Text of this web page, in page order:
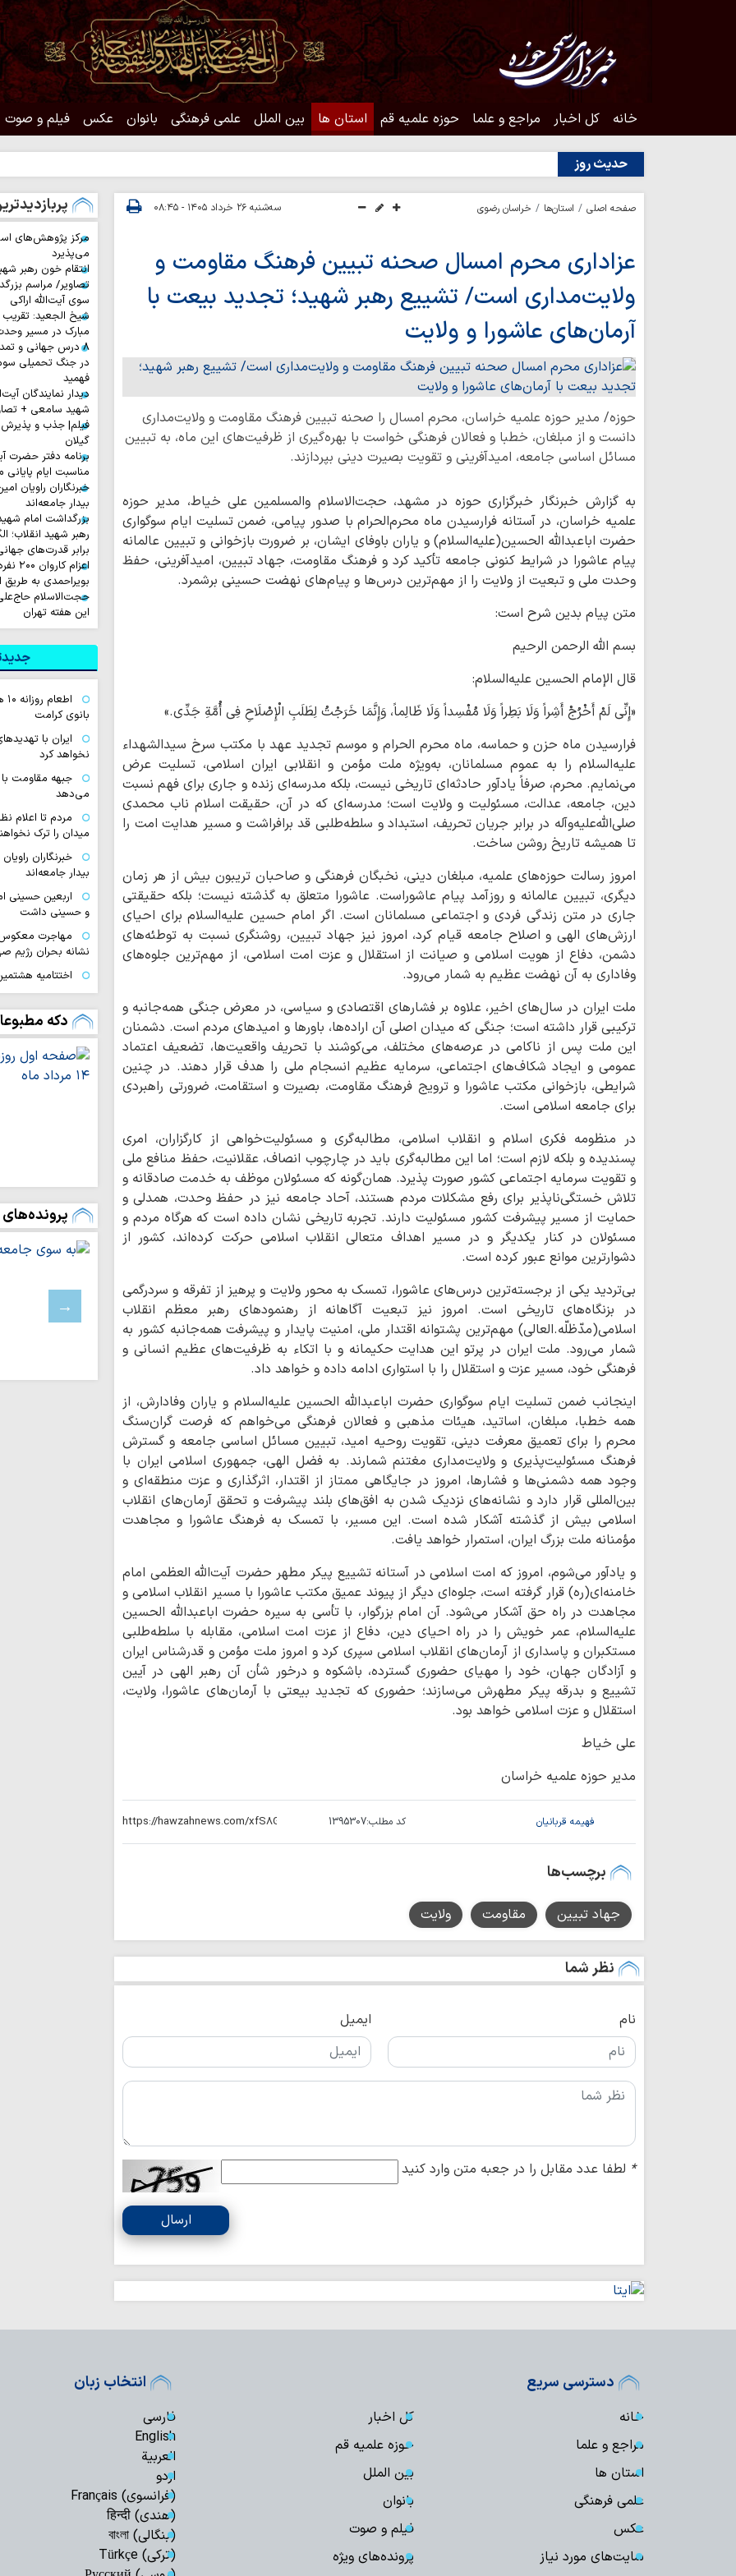
خانه کل اخبار مراجع و علما حوزه علمیه قم استان ها بین الملل علمی فرهنگی بانوان عکس فیلم و صوت
حدیث روز
صفحه اصلی استان‌ها خراسان رضوی سه‌شنبه ۲۶ خرداد ۱۴۰۵ - ۰۸:۴۵
عزاداری محرم امسال صحنه تبیین فرهنگ مقاومت و
ولایت‌مداری است/ تشییع رهبر شهید؛ تجدید بیعت با
آرمان‌های عاشورا و ولایت
حوزه/ مدیر حوزه علمیه خراسان، محرم امسال را صحنه تبیین فرهنگ مقاومت و ولایت‌مداری
دانست و از مبلغان، خطبا و فعالان فرهنگی خواست با بهره‌گیری از ظرفیت‌های این ماه، به تبیین
مسائل اساسی جامعه، امیدآفرینی و تقویت بصیرت دینی بپردازند.
به گزارش خبرنگار خبرگزاری حوزه در مشهد، حجت‌الاسلام والمسلمین علی خیاط، مدیر حوزه
علمیه خراسان، در آستانه فرارسیدن ماه محرم‌الحرام با صدور پیامی، ضمن تسلیت ایام سوگواری
حضرت اباعبدالله الحسین(علیه‌السلام) و یاران باوفای ایشان، بر ضرورت بازخوانی و تبیین عالمانه
پیام عاشورا در شرایط کنونی جامعه تأکید کرد و فرهنگ مقاومت، جهاد تبیین، امیدآفرینی، حفظ
وحدت ملی و تبعیت از ولایت را از مهم‌ترین درس‌ها و پیام‌های نهضت حسینی برشمرد.
متن پیام بدین شرح است:
بسم الله الرحمن الرحیم
قال الإمام الحسین علیه‌السلام:
«إِنِّی لَمْ أَخْرُجْ أَشِراً وَلَا بَطِراً وَلَا مُفْسِداً وَلَا ظَالِماً، وَإِنَّمَا خَرَجْتُ لِطَلَبِ الْإِصْلَاحِ فِی أُمَّةِ جَدِّی.»
فرارسیدن ماه حزن و حماسه، ماه محرم الحرام و موسم تجدید عهد با مکتب سرخ سیدالشهداء
علیه‌السلام را به عموم مسلمانان، به‌ویژه ملت مؤمن و انقلابی ایران اسلامی، تسلیت عرض
می‌نمایم. محرم، صرفاً یادآور حادثه‌ای تاریخی نیست، بلکه مدرسه‌ای زنده و جاری برای فهم نسبت
دین، جامعه، عدالت، مسئولیت و ولایت است؛ مدرسه‌ای که در آن، حقیقت اسلام ناب محمدی
صلی‌الله‌علیه‌وآله در برابر جریان تحریف، استبداد و سلطه‌طلبی قد برافراشت و مسیر هدایت امت را
تا همیشه تاریخ روشن ساخت.
امروز رسالت حوزه‌های علمیه، مبلغان دینی، نخبگان فرهنگی و صاحبان تریبون بیش از هر زمان
دیگری، تبیین عالمانه و روزآمد پیام عاشوراست. عاشورا متعلق به گذشته نیست؛ بلکه حقیقتی
جاری در متن زندگی فردی و اجتماعی مسلمانان است. اگر امام حسین علیه‌السلام برای احیای
ارزش‌های الهی و اصلاح جامعه قیام کرد، امروز نیز جهاد تبیین، روشنگری نسبت به توطئه‌های
دشمن، دفاع از هویت اسلامی و صیانت از استقلال و عزت امت اسلامی، از مهم‌ترین جلوه‌های
وفاداری به آن نهضت عظیم به شمار می‌رود.
ملت ایران در سال‌های اخیر، علاوه بر فشارهای اقتصادی و سیاسی، در معرض جنگی همه‌جانبه و
ترکیبی قرار داشته است؛ جنگی که میدان اصلی آن اراده‌ها، باورها و امیدهای مردم است. دشمنان
این ملت پس از ناکامی در عرصه‌های مختلف، می‌کوشند با تحریف واقعیت‌ها، تضعیف اعتماد
عمومی و ایجاد شکاف‌های اجتماعی، سرمایه عظیم انسجام ملی را هدف قرار دهند. در چنین
شرایطی، بازخوانی مکتب عاشورا و ترویج فرهنگ مقاومت، بصیرت و استقامت، ضرورتی راهبردی
برای جامعه اسلامی است.
در منظومه فکری اسلام و انقلاب اسلامی، مطالبه‌گری و مسئولیت‌خواهی از کارگزاران، امری
پسندیده و بلکه لازم است؛ اما این مطالبه‌گری باید در چارچوب انصاف، عقلانیت، حفظ منافع ملی
و تقویت سرمایه اجتماعی کشور صورت پذیرد. همان‌گونه که مسئولان موظف به خدمت صادقانه و
تلاش خستگی‌ناپذیر برای رفع مشکلات مردم هستند، آحاد جامعه نیز در حفظ وحدت، همدلی و
حمایت از مسیر پیشرفت کشور مسئولیت دارند. تجربه تاریخی نشان داده است که هرگاه مردم و
مسئولان در کنار یکدیگر و در مسیر اهداف متعالی انقلاب اسلامی حرکت کرده‌اند، کشور از
دشوارترین موانع عبور کرده است.
بی‌تردید یکی از برجسته‌ترین درس‌های عاشورا، تمسک به محور ولایت و پرهیز از تفرقه و سردرگمی
در بزنگاه‌های تاریخی است. امروز نیز تبعیت آگاهانه از رهنمودهای رهبر معظم انقلاب
اسلامی(مدّظلّه.العالی) مهم‌ترین پشتوانه اقتدار ملی، امنیت پایدار و پیشرفت همه‌جانبه کشور به
شمار می‌رود. ملت ایران در پرتو این هدایت حکیمانه و با اتکاء به ظرفیت‌های عظیم انسانی و
فرهنگی خود، مسیر عزت و استقلال را با استواری ادامه داده و خواهد داد.
اینجانب ضمن تسلیت ایام سوگواری حضرت اباعبدالله الحسین علیه‌السلام و یاران وفادارش، از
همه خطبا، مبلغان، اساتید، هیئات مذهبی و فعالان فرهنگی می‌خواهم که فرصت گران‌سنگ
محرم را برای تعمیق معرفت دینی، تقویت روحیه امید، تبیین مسائل اساسی جامعه و گسترش
فرهنگ مسئولیت‌پذیری و ولایت‌مداری مغتنم شمارند. به فضل الهی، جمهوری اسلامی ایران با
وجود همه دشمنی‌ها و فشارها، امروز در جایگاهی ممتاز از اقتدار، اثرگذاری و عزت منطقه‌ای و
بین‌المللی قرار دارد و نشانه‌های نزدیک شدن به افق‌های بلند پیشرفت و تحقق آرمان‌های انقلاب
اسلامی بیش از گذشته آشکار شده است. این مسیر، با تمسک به فرهنگ عاشورا و مجاهدت
مؤمنانه ملت بزرگ ایران، استمرار خواهد یافت.
و یادآور می‌شوم، امروز که امت اسلامی در آستانه تشییع پیکر مطهر حضرت آیت‌الله العظمی امام
خامنه‌ای(ره) قرار گرفته است، جلوه‌ای دیگر از پیوند عمیق مکتب عاشورا با مسیر انقلاب اسلامی و
مجاهدت در راه حق آشکار می‌شود. آن امام بزرگوار، با تأسی به سیره حضرت اباعبدالله الحسین
علیه‌السلام، عمر خویش را در راه احیای دین، دفاع از عزت امت اسلامی، مقابله با سلطه‌طلبی
مستکبران و پاسداری از آرمان‌های انقلاب اسلامی سپری کرد و امروز ملت مؤمن و قدرشناس ایران
و آزادگان جهان، خود را مهیای حضوری گسترده، باشکوه و درخور شأن آن رهبر الهی در آیین
تشییع و بدرقه پیکر مطهرش می‌سازند؛ حضوری که تجدید بیعتی با آرمان‌های عاشورا، ولایت،
استقلال و عزت اسلامی خواهد بود.
علی خیاط
مدیر حوزه علمیه خراسان
فهیمه قربانیان کد مطلب:1395307
برچسب‌ها
جهاد تبیین مقاومت ولایت
نظر شما
نام ایمیل
* لطفا عدد مقابل را در جعبه متن وارد کنید
ارسال
مرکز پژوهش‌های
می‌پذیرد
انتقام خون رهبر
تصاویر/ مراسم
سوی آیت‌الله اراکی
شیخ الجعید: تقریب
مبارک در مسیر
۸ درس جهانی و
در جنگ تحمیلی
فهمید
دیدار نمایندگان
شهید سامعی +
فیلم| جذب و پذیرش
گیلان
برنامه دفتر حضرت
مناسبت ایام پایانی
خبرنگاران راویان
بیدار جامعه‌اند
بزرگداشت امام
رهبر شهید انقلاب؛
برابر قدرت‌های
بویراحمدی به
حجت‌الاسلام
این هفته تهران
بانوی کرامت
ایران با
نخواهد کرد
جبهه مقاومت
می‌دهد
مردم تا اعلام
میدان را ترک
خبرنگاران
بیدار جامعه‌اند
اربعین حسینی
و حسینی داشت
مهاجرت معکوس
نشانه بحران رژیم
اختتامیه
زنان عاشورایی در
ایران قوی با
دیپلماسی هوشمند
اقتدار امروز
صحنه و توانمندی
لبنان
مسلمانان
سخت
بیروت، پایتخت
اسرائیل
باختری را با
حاکم این کشور
دکه
پرونده‌های
دسترسی سریع
خانه
کل اخبار
مراجع و علما
حوزه علمیه قم
استان ها
بین الملل
علمی فرهنگی
بانوان
عکس
فیلم و صوت
سایت‌های مورد نیاز
پرونده‌های ویژه
انتخاب زبان
فارسی
English
العربیة
اردو
(فرانسوی) Français
(هندی) हिन्दी
(بنگالی) বাংলা
(ترکی) Türkçe